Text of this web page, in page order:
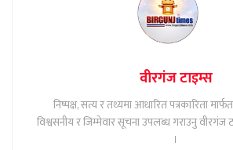
वीरगंज टाइम्स
निष्पक्ष, सत्य र तथ्यमा आधारित पत्रकारिता
विश्वसनीय र जिम्मेवार सूचना उपलब्ध गराउनु वीरगंज
।